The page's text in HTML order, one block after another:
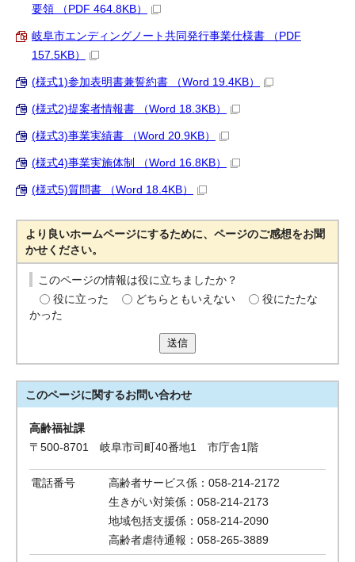
要領 （PDF 464.8KB）
岐阜市エンディングノート共同発行事業仕様書 （PDF
157.5KB）
(様式1)参加表明書兼誓約書 （Word 19.4KB）
(様式2)提案者情報書 （Word 18.3KB）
(様式3)事業実績書 （Word 20.9KB）
(様式4)事業実施体制 （Word 16.8KB）
(様式5)質問書 （Word 18.4KB）
より良いホームページにするために、ページのご感想をお聞
かせください。
このページの情報は役に立ちましたか？
役に立った
どちらともいえない
役にたたな
かった
送信
このページに関するお問い合わせ
高齢福祉課
〒500-8701 岐阜市司町40番地1 市庁舎1階
電話番号
高齢者サービス係：058-214-2172
生きがい対策係：058-214-2173
地域包括支援係：058-214-2090
高齢者虐待通報：058-265-3889